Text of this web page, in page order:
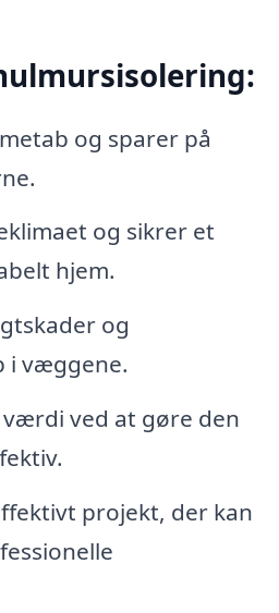
og sparer på
og sikrer et
hjem.
og
i væggene.
ved at gøre den
projekt, der kan